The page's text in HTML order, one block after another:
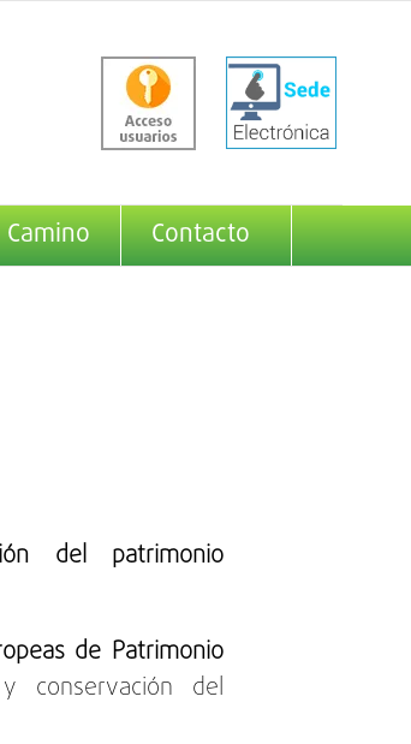
Camino Contacto
del patrimonio
de Patrimonio
conservación del